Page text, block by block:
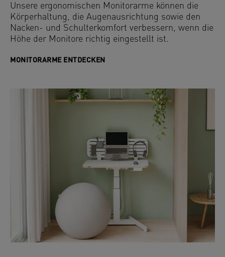
Unsere ergonomischen Monitorarme können die
Körperhaltung, die Augenausrichtung sowie den
Nacken- und Schulterkomfort verbessern, wenn die
Höhe der Monitore richtig eingestellt ist.
MONITORARME ENTDECKEN